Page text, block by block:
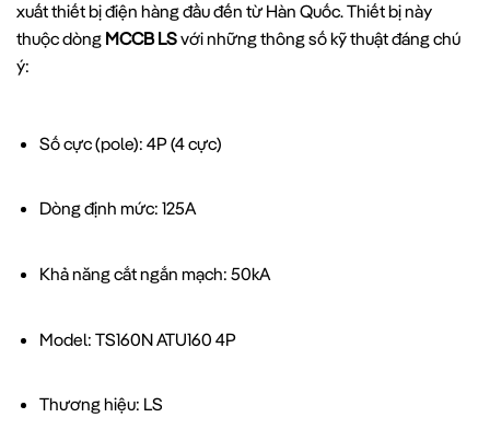
xuất thiết bị điện hàng đầu đến từ Hàn Quốc. Thiết bị này
thuộc dòng MCCB LSvới những thông số kỹ thuật đáng chú
ý:
Số cực (pole): 4P (4 cực)
Dòng định mức: 125A
Khả năng cắt ngắn mạch: 50kA
Model: TS160N ATU160 4P
Thương hiệu: LS